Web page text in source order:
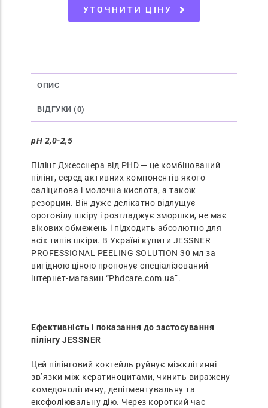
УТОЧНИТИ ЦІНУ
ОПИС
ВІДГУКИ (0)
pH 2,0-2,5
Пілінг Джесснера від PHD ─ це комбінований
пілінг, серед активних компонентів якого
саліцилова і молочна кислота, а також
резорцин. Він дуже делікатно відлущує
ороговілу шкіру і розгладжує зморшки, не має
вікових обмежень і підходить абсолютно для
всіх типів шкіри. В Україні купити JESSNER
PROFESSIONAL PEELING SOLUTION 30 мл за
вигідною ціною пропонує спеціалізований
інтернет-магазин “Phdcare.com.ua”.
Ефективність і показання до застосування
пілінгу JESSNER
Цей пілінговий коктейль руйнує міжклітинні
зв’язки між кератиноцитами, чинить виражену
комедонолітичну, депігментувальну та
ексфоліювальну дію. Через короткий час